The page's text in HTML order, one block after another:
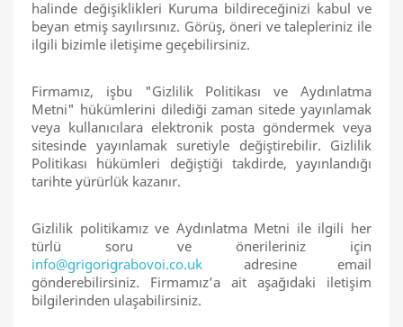
halinde değişiklikleri Kuruma bildireceğinizi kabul ve
beyan etmiş sayılırsınız. Görüş, öneri ve talepleriniz ile
ilgili bizimle iletişime geçebilirsiniz.
Firmamız, işbu "Gizlilik Politikası ve Aydınlatma
Metni" hükümlerini dilediği zaman sitede yayınlamak
veya kullanıcılara elektronik posta göndermek veya
sitesinde yayınlamak suretiyle değiştirebilir. Gizlilik
Politikası hükümleri değiştiği takdirde, yayınlandığı
tarihte yürürlük kazanır.
Gizlilik politikamız ve Aydınlatma Metni ile ilgili her
türlü soru ve önerileriniz için
info@grigorigrabovoi.co.uk adresine email
gönderebilirsiniz. Firmamız’a ait aşağıdaki iletişim
bilgilerinden ulaşabilirsiniz.